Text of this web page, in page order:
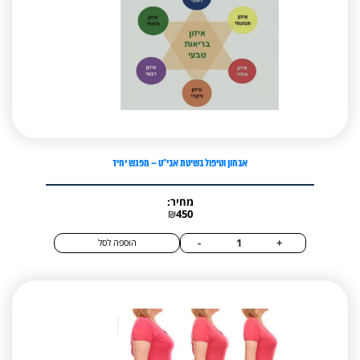
קשתית
העין
אבחון וטיפול בשיטת אבי”ט – מפגש יחיד
מחיר:
₪450
+
כמות
בשיטת
אבי"ט
- הוספה לסל